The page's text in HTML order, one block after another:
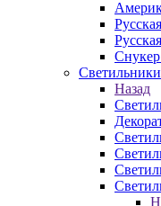
Назад